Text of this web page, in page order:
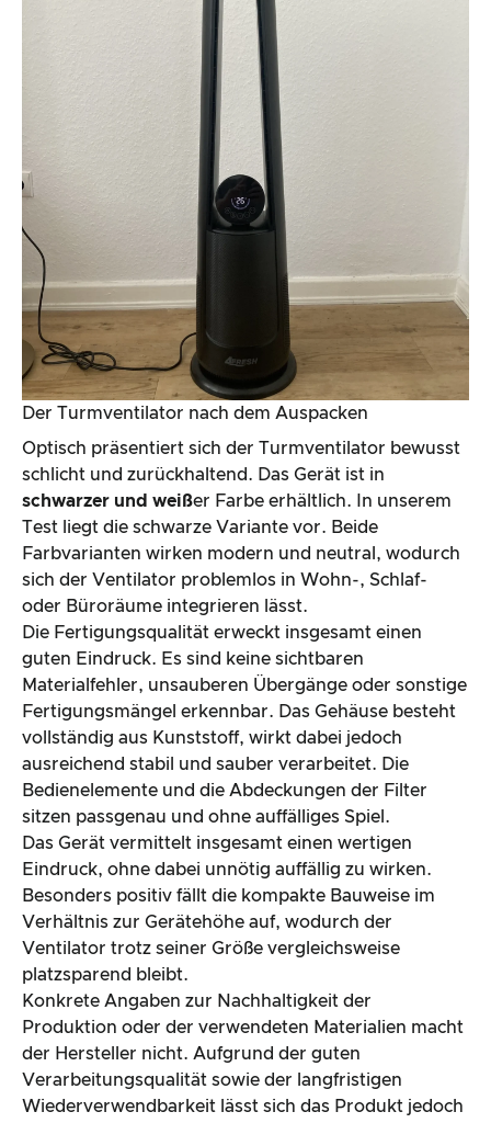
Der Turmventilator nach dem Auspacken
Optisch präsentiert sich der Turmventilator bewusst
schlicht und zurückhaltend. Das Gerät ist in
schwarzer und weißer Farbe erhältlich. In unserem
Test liegt die schwarze Variante vor. Beide
Farbvarianten wirken modern und neutral, wodurch
sich der Ventilator problemlos in Wohn-, Schlaf-
oder Büroräume integrieren lässt.
Die Fertigungsqualität erweckt insgesamt einen
guten Eindruck. Es sind keine sichtbaren
Materialfehler, unsauberen Übergänge oder sonstige
Fertigungsmängel erkennbar. Das Gehäuse besteht
vollständig aus Kunststoff, wirkt dabei jedoch
ausreichend stabil und sauber verarbeitet. Die
Bedienelemente und die Abdeckungen der Filter
sitzen passgenau und ohne auffälliges Spiel.
Das Gerät vermittelt insgesamt einen wertigen
Eindruck, ohne dabei unnötig auffällig zu wirken.
Besonders positiv fällt die kompakte Bauweise im
Verhältnis zur Gerätehöhe auf, wodurch der
Ventilator trotz seiner Größe vergleichsweise
platzsparend bleibt.
Konkrete Angaben zur Nachhaltigkeit der
Produktion oder der verwendeten Materialien macht
der Hersteller nicht. Aufgrund der guten
Verarbeitungsqualität sowie der langfristigen
Wiederverwendbarkeit lässt sich das Produkt jedoch